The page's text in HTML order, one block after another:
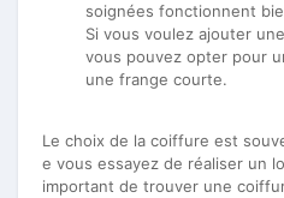
soignées fonctionnent
Si vous voulez ajouter
vous pouvez opter pour
une frange courte.
Le choix de la coiffure est
e vous essayez de réaliser un
important de trouver une